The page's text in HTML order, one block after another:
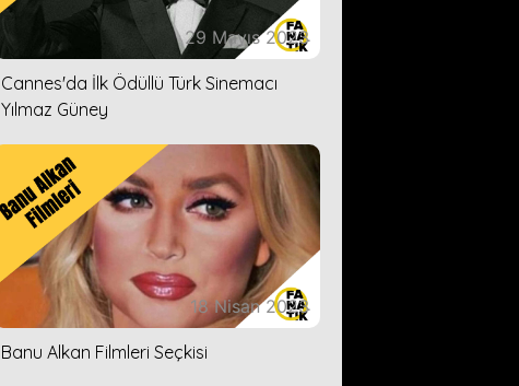
29 Mayıs 2023
Cannes'da İlk Ödüllü Türk Sinemacı
Yılmaz Güney
18 Nisan 2023
Banu Alkan Filmleri Seçkisi